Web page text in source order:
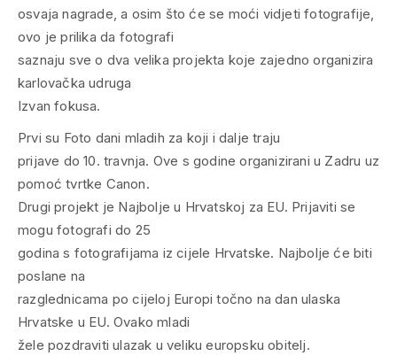
osvaja nagrade, a osim što će se moći vidjeti fotografije,
ovo je prilika da fotografi
saznaju sve o dva velika projekta koje zajedno organizira
karlovačka udruga
Izvan fokusa.
Prvi su Foto dani mladih za koji i dalje traju
prijave do 10. travnja. Ove s godine organizirani u Zadru uz
pomoć tvrtke Canon.
Drugi projekt je Najbolje u Hrvatskoj za EU. Prijaviti se
mogu fotografi do 25
godina s fotografijama iz cijele Hrvatske. Najbolje će biti
poslane na
razglednicama po cijeloj Europi točno na dan ulaska
Hrvatske u EU. Ovako mladi
žele pozdraviti ulazak u veliku europsku obitelj.